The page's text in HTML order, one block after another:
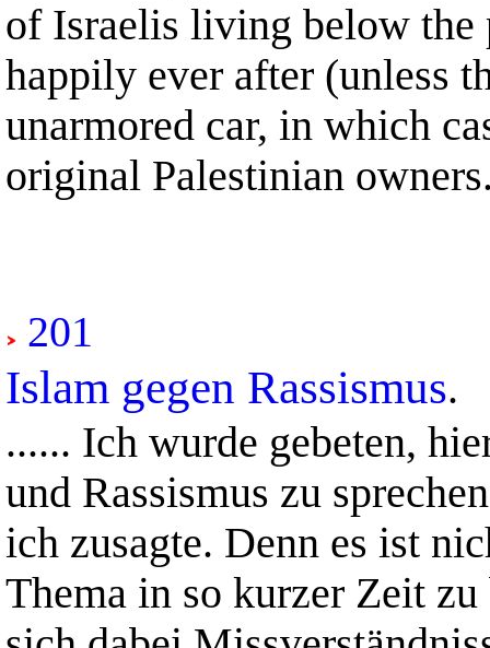
of Israelis living below the
happily ever after (unless
unarmored car, in which
original Palestinian
201
Islam gegen Rassismus.
...... Ich wurde gebeten,
und Rassismus zu
ich zusagte. Denn es ist
Thema in so kurzer Zeit